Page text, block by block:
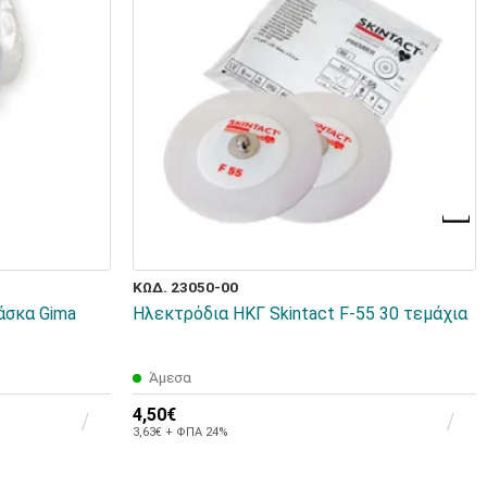
Gima
ΚΩΔ. 23050-00
Ηλεκτρόδια ΗΚΓ Skintact F-55 30 τεμάχια
Άμεσα
4,50€
3,63€ + ΦΠΑ 24%